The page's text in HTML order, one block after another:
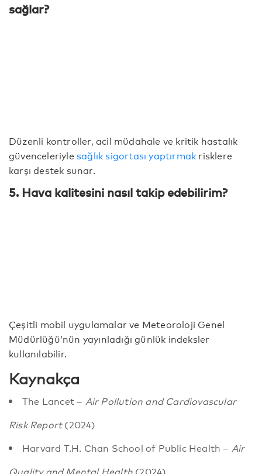
sağlar?
Düzenli kontroller, acil müdahale ve kritik hastalık
güvenceleriyle sağlık sigortası yaptırmak risklere
karşı destek sunar.
5. Hava kalitesini nasıl takip edebilirim?
Çeşitli mobil uygulamalar ve Meteoroloji Genel
Müdürlüğü’nün yayınladığı günlük indeksler
kullanılabilir.
Kaynakça
The Lancet – Air Pollution and Cardiovascular
Risk Report(2024)
Harvard T.H. Chan School of Public Health – Air
Quality and Mental Health (2024)